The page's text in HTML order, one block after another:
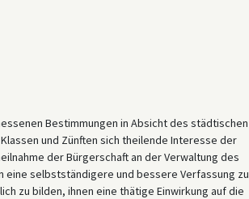
Bestimmungen in Absicht des städtischen
und Zünften sich theilende Interesse der
der Bürgerschaft an der Verwaltung des
selbstständigere und bessere Verfassung zu
zu bilden, ihnen eine thätige Einwirkung auf die